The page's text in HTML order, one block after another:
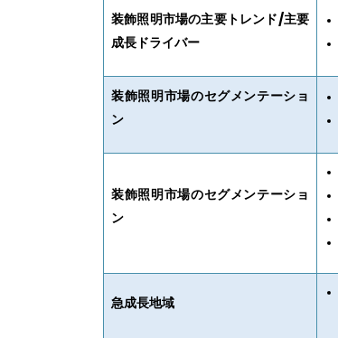
装飾照明市場の主要トレンド/主要
成長ドライバー
装飾照明市場のセグメンテーショ
ン
装飾照明市場のセグメンテーショ
ン
急成長地域